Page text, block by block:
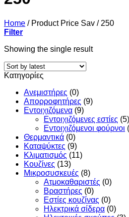
Home /Product Price Sav /250
Filter
Showing the single result
Κατηγορίες
Ανεμιστήρες (0)
Απορροφητήρες (9)
Εντoιχιζόμενα (9)
Εντοιχιζόμενες εστίες (5)
Εντοιχιζόμενοι φούρνοι
Θερμαντικά (0)
Καταψύκτες (9)
Κλιματισμός (11)
Κουζίνες (13)
Μικροσυσκευές (8)
Ατμοκαθαριστές (0)
Βραστήρες (0)
Εστίες κουζίνας (0)
Ηλεκτρικά σίδερα (0)